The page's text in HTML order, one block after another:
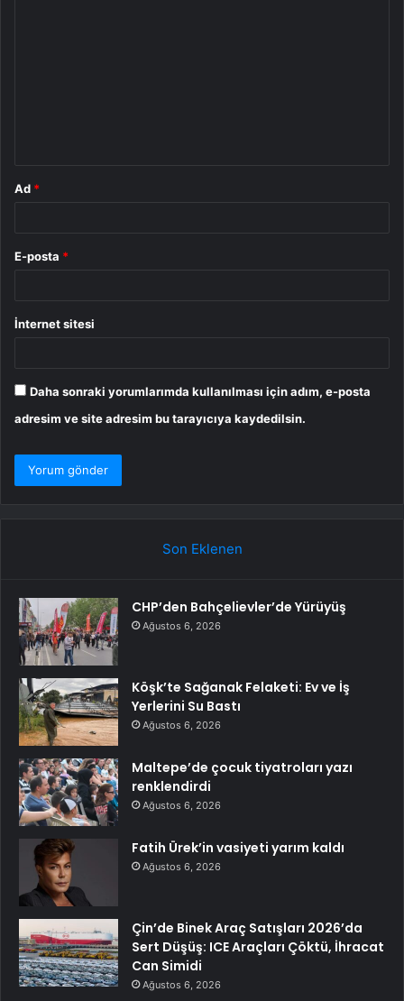
Ad *
E-posta *
İnternet sitesi
Daha sonraki yorumlarımda kullanılması için adım, e-posta
adresim ve site adresim bu tarayıcıya kaydedilsin.
Son Eklenen
CHP’den Bahçelievler’de Yürüyüş
Ağustos 6, 2026
Köşk’te Sağanak Felaketi: Ev ve İş
Yerlerini Su Bastı
Ağustos 6, 2026
Maltepe’de çocuk tiyatroları yazı
renklendirdi
Ağustos 6, 2026
Fatih Ürek’in vasiyeti yarım kaldı
Ağustos 6, 2026
Çin’de Binek Araç Satışları 2026’da
Sert Düşüş: ICE Araçları Çöktü, İhracat
Can Simidi
Ağustos 6, 2026